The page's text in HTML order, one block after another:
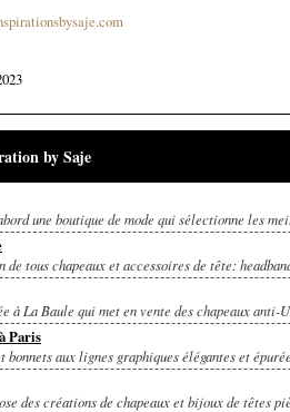
by Saje
une boutique de mode qui sélectionne les
tous chapeaux et accessoires de tête:
à La Baule qui met en vente des chapeaux
Paris
bonnets aux lignes graphiques élégantes et
des créations de chapeaux et bijoux de têtes